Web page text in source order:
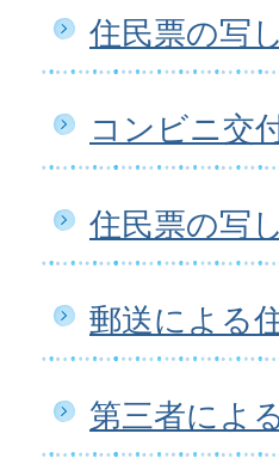
住民票の写
コンビニ交
住民票の写
郵送による
第三者によ